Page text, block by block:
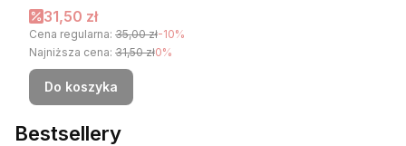
Cena promocyjna
31,50 zł
Cena regularna: 35,00 zł-10%
Najniższa cena: 31,50 zł0%
Do koszyka
Bestsellery